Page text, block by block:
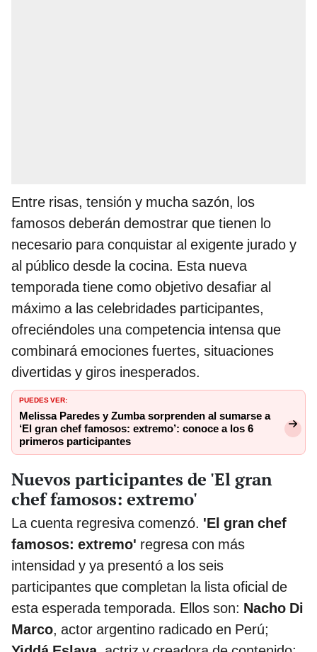
Entre risas, tensión y mucha sazón, los
famosos deberán demostrar que tienen lo
necesario para conquistar al exigente jurado y
al público desde la cocina. Esta nueva
temporada tiene como objetivo desafiar al
máximo a las celebridades participantes,
ofreciéndoles una competencia intensa que
combinará emociones fuertes, situaciones
divertidas y giros inesperados.
PUEDES VER:
Melissa Paredes y Zumba sorprenden al sumarse a
‘El gran chef famosos: extremo’: conoce a los 6
primeros participantes
Nuevos participantes de 'El gran
chef famosos: extremo'
La cuenta regresiva comenzó. 'El gran chef
famosos: extremo' regresa con más
intensidad y ya presentó a los seis
participantes que completan la lista oficial de
esta esperada temporada. Ellos son: Nacho Di
Marco, actor argentino radicado en Perú;